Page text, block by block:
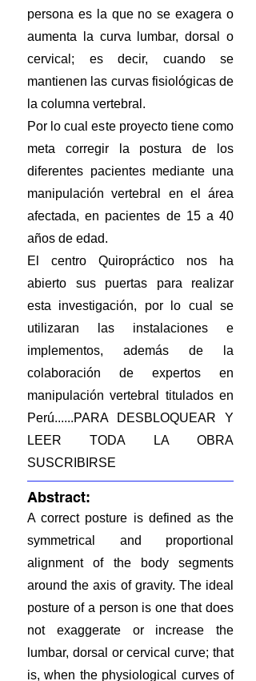
persona es la que no se exagera o
aumenta la curva lumbar, dorsal o
cervical; es decir, cuando se
mantienen las curvas fisiológicas de
la columna vertebral.
Por lo cual este proyecto tiene como
meta corregir la postura de los
diferentes pacientes mediante una
manipulación vertebral en el área
afectada, en pacientes de 15 a 40
años de edad.
El centro Quiropráctico nos ha
abierto sus puertas para realizar
esta investigación, por lo cual se
utilizaran las instalaciones e
implementos, además de la
colaboración de expertos en
manipulación vertebral titulados en
Perú......PARA DESBLOQUEAR Y
LEER TODA LA OBRA
SUSCRIBIRSE
Abstract:
A correct posture is defined as the
symmetrical and proportional
alignment of the body segments
around the axis of gravity. The ideal
posture of a person is one that does
not exaggerate or increase the
lumbar, dorsal or cervical curve; that
is, when the physiological curves of